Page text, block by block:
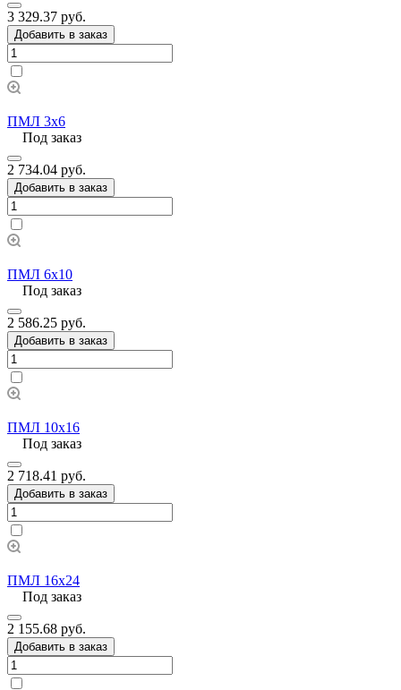
3 329.37 руб.
Добавить в заказ
ПМЛ 3х6
Под заказ
2 734.04 руб.
Добавить в заказ
ПМЛ 6х10
Под заказ
2 586.25 руб.
Добавить в заказ
ПМЛ 10х16
Под заказ
2 718.41 руб.
Добавить в заказ
ПМЛ 16х24
Под заказ
2 155.68 руб.
Добавить в заказ